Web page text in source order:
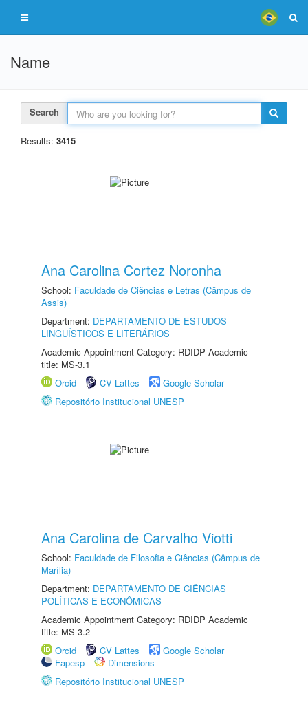
Name
Search
Results: 3415
Ana Carolina Cortez Noronha
School: Faculdade de Ciências e Letras (Câmpus de
Assis)
Department: DEPARTAMENTO DE ESTUDOS
LINGUÍSTICOS E LITERÁRIOS
Academic Appointment Category: RDIDP Academic
title: MS-3.1
Orcid
CV Lattes
Google Scholar
Repositório Institucional UNESP
Ana Carolina de Carvalho Viotti
School: Faculdade de Filosofia e Ciências (Câmpus de
Marília)
Department: DEPARTAMENTO DE CIÊNCIAS
POLÍTICAS E ECONÔMICAS
Academic Appointment Category: RDIDP Academic
title: MS-3.2
Orcid
CV Lattes
Google Scholar
Fapesp
Dimensions
Repositório Institucional UNESP